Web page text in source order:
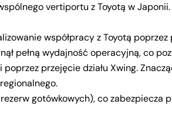
vertiportu z Toyotą w
współpracy z Toyotą
pełną wydajność operacyjną, co
przejęcie działu Xwing.
rezerw gotówkowych), co